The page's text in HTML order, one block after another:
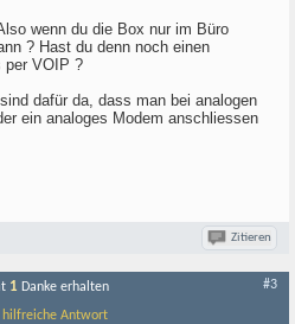
wenn du die Box nur im Büro
? Hast du denn noch einen
per VOIP ?
dafür da, dass man bei analogen
ein analoges Modem anschliessen
Zitieren
1 Danke erhalten
hilfreiche Antwort
#3